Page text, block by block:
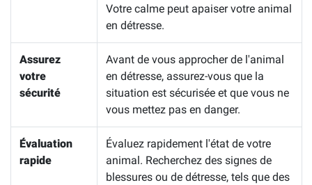
Votre calme peut apaiser votre animal
en détresse.
Assurez
votre
sécurité
Avant de vous approcher de l'animal
en détresse, assurez-vous que la
situation est sécurisée et que vous ne
vous mettez pas en danger.
Évaluation
rapide
Évaluez rapidement l'état de votre
animal. Recherchez des signes de
blessures ou de détresse, tels que des